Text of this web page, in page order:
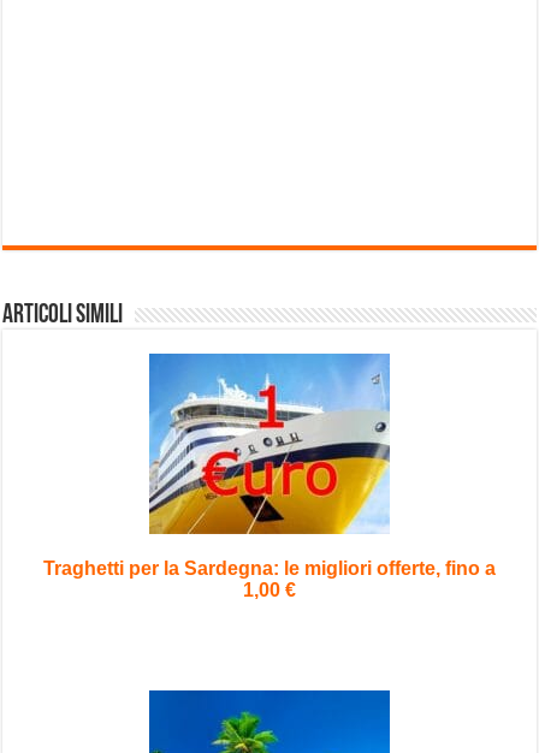
Articoli Simili
Traghetti per la Sardegna: le migliori offerte, fino a
1,00 €